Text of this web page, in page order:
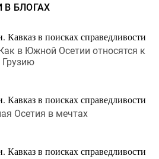
В БЛОГАХ
Кавказ в поисках справедливости
в Южной Осетии относятся к
Кавказ в поисках справедливости
Осетия в мечтах
Кавказ в поисках справедливости